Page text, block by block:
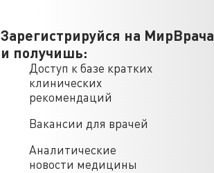
Зарегистрируйся на МирВрача
и получишь:
Доступ к базе кратких
клинических
рекомендаций
Вакансии для врачей
Аналитические
новости медицины